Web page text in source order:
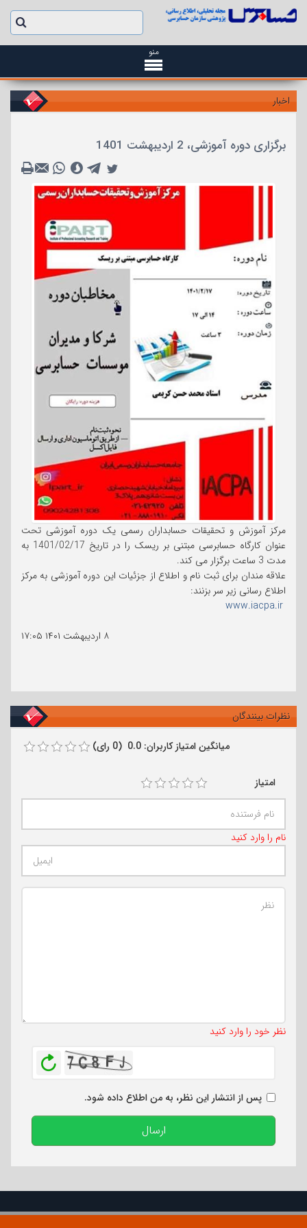
منو
اخبار
برگزاری دوره آموزشی، 2 اردیبهشت 1401
مرکز آموزش و تحقیقات حسابداران رسمی یک دوره آموزشی تحت
عنوان کارگاه حسابرسی مبتنی بر ریسک را در تاریخ 1401/02/17 به
مدت 3 ساعت برگزار می کند.
علاقه مندان برای ثبت نام و اطلاع از جزئیات این دوره آموزشی به مرکز
اطلاع رسانی زیر سر بزنند:
www.iacpa.ir
۸ اردیبهشت ۱۴۰۱
۱۷:۰۵
نظرات بینندگان
میانگین امتیاز کاربران: 0.0 (0 رای)
امتیاز
نام را وارد کنید
نظر خود را وارد کنید
پس از انتشار این نظر، به من اطلاع داده شود.
ارسال